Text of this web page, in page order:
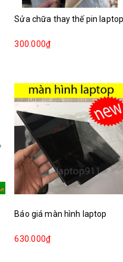
Sửa chữa thay thế pin laptop
300.000₫
Báo giá màn hình laptop
630.000₫